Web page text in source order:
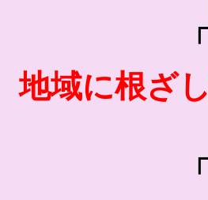
地域に根ざ